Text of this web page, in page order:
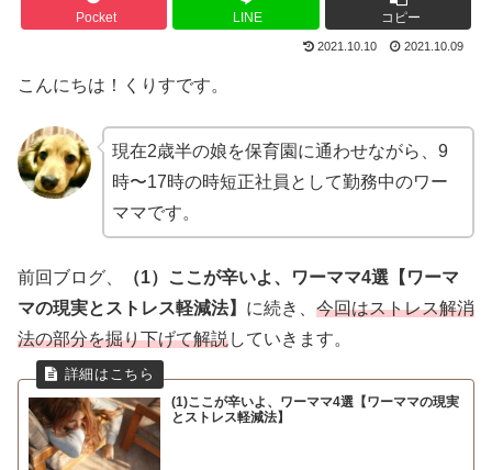
Pocket LINE コピー
2021.10.10 2021.10.09
こんにちは！くりすです。
現在2歳半の娘を保育園に通わせながら、9
時〜17時の時短正社員として勤務中のワー
ママです。
前回ブログ、
（1）ここが辛いよ、ワーママ4選【ワーマ
マの現実とストレス軽減法】 に続き、 今回はストレス解消
法の部分を掘り下げて解説していきます。
(1)ここが辛いよ、ワーママ4選【ワーママの現実
とストレス軽減法】